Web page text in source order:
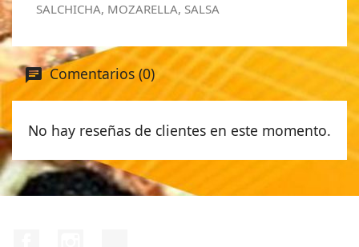
SALCHICHA, MOZARELLA, SALSA
Comentarios (0)
No hay reseñas de clientes en este momento.